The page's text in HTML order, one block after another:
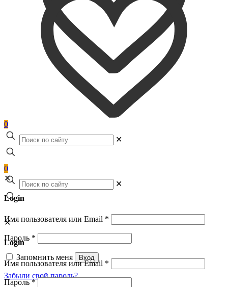
0
✕
✕
Login
Имя пользователя или Email *
Пароль *
Запомнить меня Вход
Забыли свой пароль?
0
✕
✕
Login
Имя пользователя или Email *
Пароль*